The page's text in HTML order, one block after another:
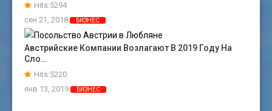
Hits:5294
сен 21, 2018
БИЗНЕС
Австрийские Компании Возлагают В 2019 Году На
Сло…
Hits:5220
янв 13, 2019
БИЗНЕС